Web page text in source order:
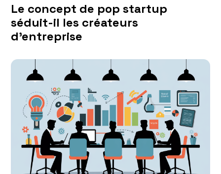
Le concept de pop startup
séduit-il les créateurs
d’entreprise